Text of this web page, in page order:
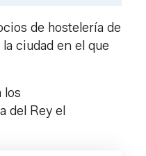
de hostelería de
ciudad en el que
los
del Rey el